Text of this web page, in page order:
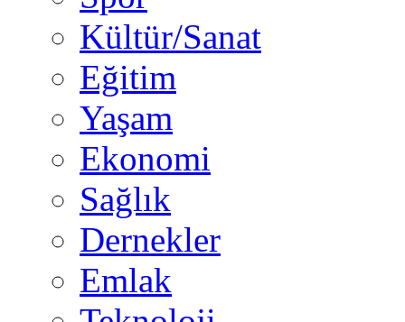
Kültür/Sanat
Eğitim
Yaşam
Ekonomi
Sağlık
Dernekler
Emlak